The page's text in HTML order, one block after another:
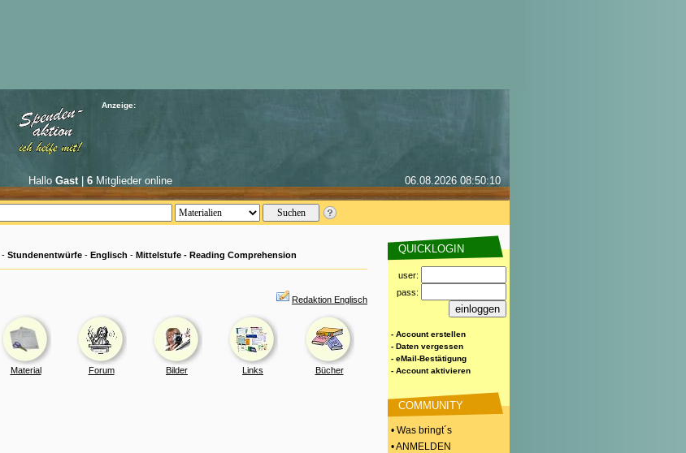
Anzeige:
Hallo Gast| 6Mitglieder online 06.08.2026 08:50:10
- Stundenentwürfe - Englisch - Mittelstufe - Reading Comprehension
Redaktion Englisch
Material Forum Bilder Links Bücher
QUICKLOGIN
user:
pass:
- Account erstellen
- Daten vergessen
- eMail-Bestätigung
- Account aktivieren
COMMUNITY
• Was bringt´s
• ANMELDEN